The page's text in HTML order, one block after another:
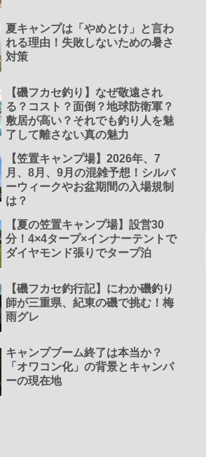
夏キャンプは「やめとけ」と言わ
れる理由！失敗しないための暑さ
対策
【磯フカセ釣り】なぜ敬遠され
る？コスト？面倒？地球防衛軍？
敷居が高い？それでも釣り人を魅
了して離さない真の魅力
【笠置キャンプ場】2026年、7
月、8月、9月の混雑予想！シルバ
ーウィークやお盆期間の入場規制
は？
【夏の笠置キャンプ場】設営30
分！4×4タープ×インナーテントで
ダイヤモンド張りでタープ泊
【磯フカセ釣行記】にわか磯釣り
師が三重県、紀東の磯で挑む！梅
雨グレ
キャンプブーム終了は本当か？
「オワコン化」の背景とキャンパ
ーの現在地